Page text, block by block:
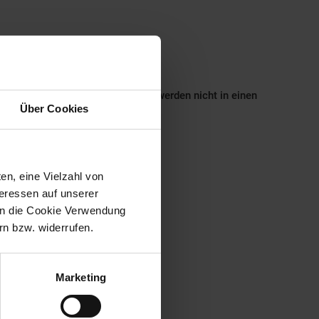
Über Cookies
eine Vielzahl von
auf unserer
die Cookie Verwendung
bzw. widerrufen.
Marketing
keinen Schrank! Geschirrspüler werden nicht in einen